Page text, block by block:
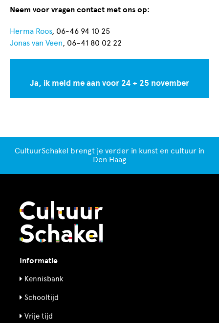
Neem voor vragen contact met ons op:
Herma Roos, 06-46 94 10 25
Jonas van Veen, 06–41 80 02 22
Ja, ik meld me aan voor 24 + 25 november
CultuurSchakel brengt je verder in kunst en cultuur in
Den Haag
Informatie
Kennisbank
Schooltijd
Vrije tijd